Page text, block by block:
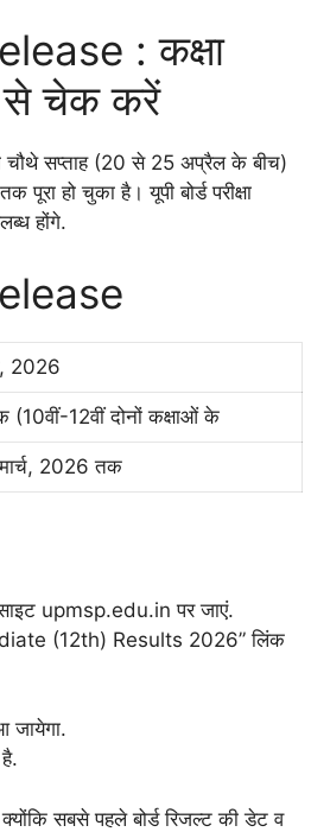
: कक्षा
से चेक करें
चौथे सप्ताह (20 से 25 अप्रैल के बीच)
हो चुका है। यूपी बोर्ड परीक्षा
होंगे.
2026
12वीं दोनों कक्षाओं के
2026 तक
upmsp.edu.in पर जाएं.
(12th) Results 2026” लिंक
जायेगा.
सबसे पहले बोर्ड रिजल्ट की डेट व